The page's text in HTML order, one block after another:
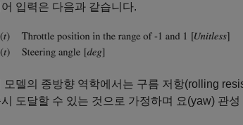
입력은 다음과 같습니다.
모델의 종방향 역학에서는 구름 저항(rolling
시 도달할 수 있는 것으로 가정하며 요(yaw) 관